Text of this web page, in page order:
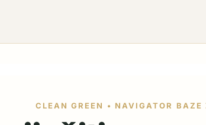
CLEAN GREEN • NAVIGATOR BAZE